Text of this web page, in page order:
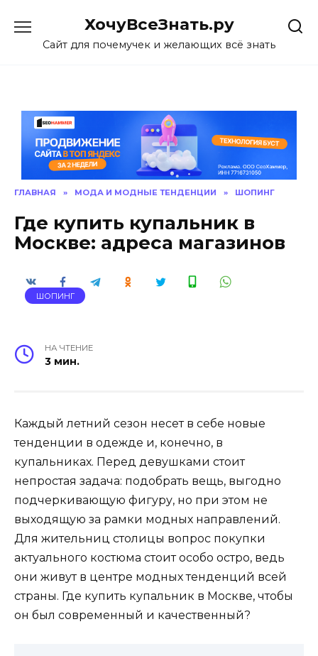
content
ХочуВсеЗнать.ру
Сайт для почемучек и желающих всё знать
ГЛАВНАЯ » МОДА И МОДНЫЕ ТЕНДЕНЦИИ » ШОПИНГ
Где купить купальник в
Москве: адреса магазинов
ШОПИНГ
НА ЧТЕНИЕ
3 мин.
Каждый летний сезон несет в себе новые
тенденции в одежде и, конечно, в
купальниках. Перед девушками стоит
непростая задача: подобрать вещь, выгодно
подчеркивающую фигуру, но при этом не
выходящую за рамки модных направлений.
Для жительниц столицы вопрос покупки
актуального костюма стоит особо остро, ведь
они живут в центре модных тенденций всей
страны. Где купить купальник в Москве, чтобы
он был современный и качественный?